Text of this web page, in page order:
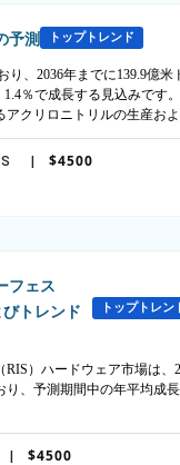
予測 トップトレンド
、2036年までに139.9億
％で成長する見込みです
クリロニトリルの生産およ
| $4500
フェス
トレンド
トップトレン
）ハードウェア市場は、
、予測期間中の年平均成
| $4500